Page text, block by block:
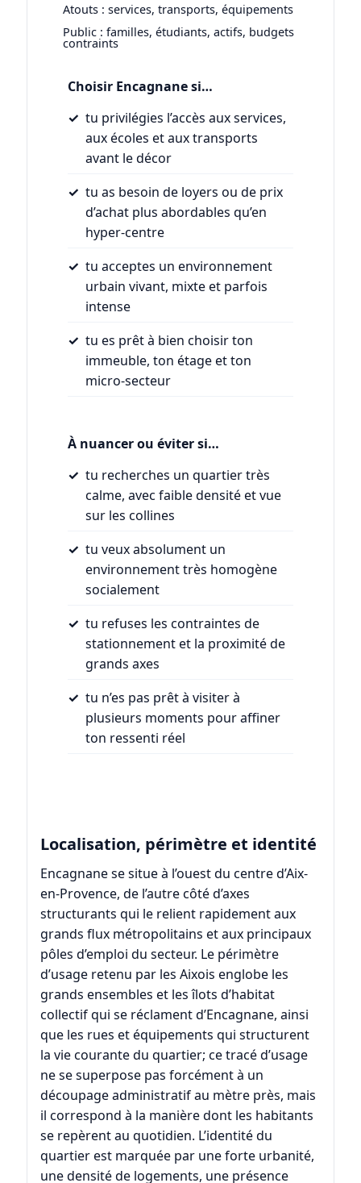
Atouts : services, transports, équipements
Public : familles, étudiants, actifs, budgets
contraints
Choisir Encagnane si…
tu privilégies l’accès aux services,
aux écoles et aux transports
avant le décor
tu as besoin de loyers ou de prix
d’achat plus abordables qu’en
hyper-centre
tu acceptes un environnement
urbain vivant, mixte et parfois
intense
tu es prêt à bien choisir ton
immeuble, ton étage et ton
micro-secteur
À nuancer ou éviter si…
tu recherches un quartier très
calme, avec faible densité et vue
sur les collines
tu veux absolument un
environnement très homogène
socialement
tu refuses les contraintes de
stationnement et la proximité de
grands axes
tu n’es pas prêt à visiter à
plusieurs moments pour affiner
ton ressenti réel
Localisation, périmètre et identité
Encagnane se situe à l’ouest du centre d’Aix-
en-Provence, de l’autre côté d’axes
structurants qui le relient rapidement aux
grands flux métropolitains et aux principaux
pôles d’emploi du secteur. Le périmètre
d’usage retenu par les Aixois englobe les
grands ensembles et les îlots d’habitat
collectif qui se réclament d’Encagnane, ainsi
que les rues et équipements qui structurent
la vie courante du quartier; ce tracé d’usage
ne se superpose pas forcément à un
découpage administratif au mètre près, mais
il correspond à la manière dont les habitants
se repèrent au quotidien. L’identité du
quartier est marquée par une forte urbanité,
une densité de logements, une présence